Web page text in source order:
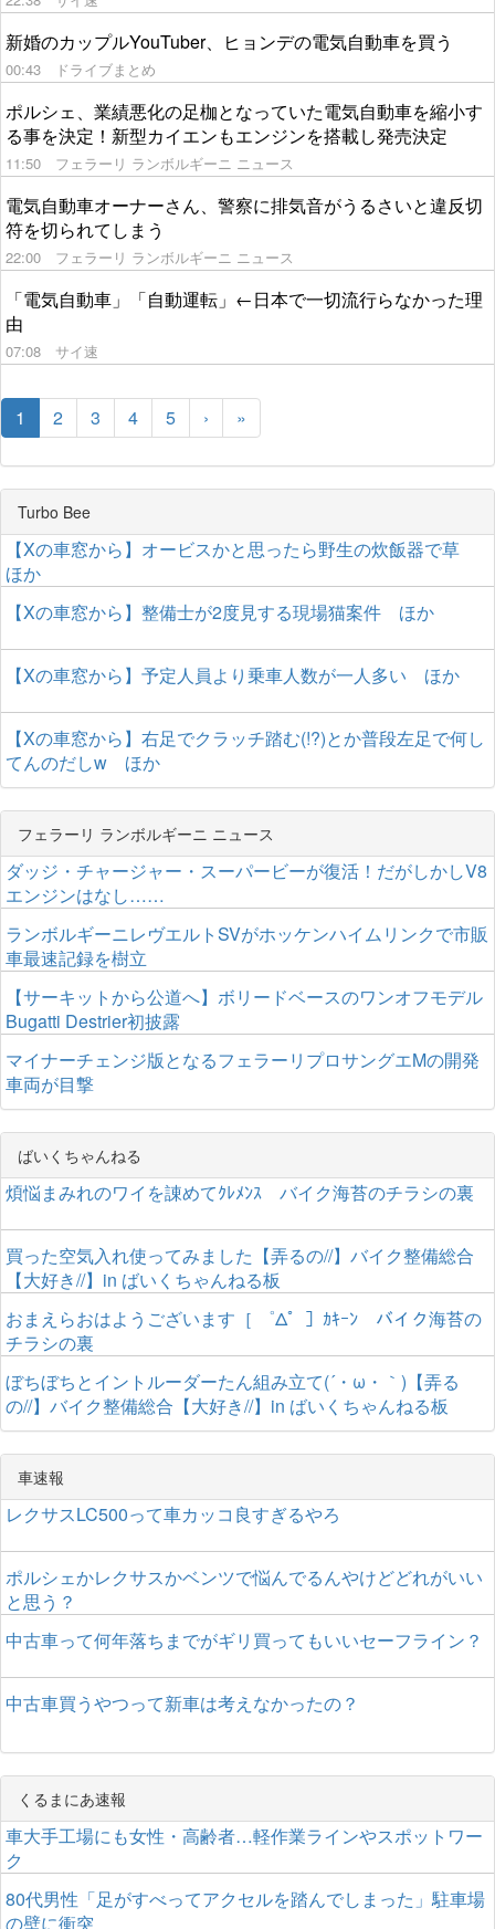
新婚のカップルYouTuber、ヒョンデの電気自動車を買う
00:43 ドライブまとめ
ポルシェ、業績悪化の足枷となっていた電気自動車を縮小す
る事を決定！新型カイエンもエンジンを搭載し発売決定
11:50 フェラーリ ランボルギーニ ニュース
電気自動車オーナーさん、警察に排気音がうるさいと違反切
符を切られてしまう
22:00 フェラーリ ランボルギーニ ニュース
「電気自動車」「自動運転」←日本で一切流行らなかった理
由
07:08 サイ速
1 2 3 4 5 › »
Turbo Bee
【Xの車窓から】オービスかと思ったら野生の炊飯器で草
ほか
【Xの車窓から】整備士が2度見する現場猫案件 ほか
【Xの車窓から】予定人員より乗車人数が一人多い ほか
【Xの車窓から】右足でクラッチ踏む(!?)とか普段左足で何し
てんのだしw ほか
フェラーリ ランボルギーニ ニュース
ダッジ・チャージャー・スーパービーが復活！だがしかしV8
エンジンはなし……
ランボルギーニレヴエルトSVがホッケンハイムリンクで市販
車最速記録を樹立
【サーキットから公道へ】ボリードベースのワンオフモデル
Bugatti Destrier初披露
マイナーチェンジ版となるフェラーリプロサングエMの開発
車両が目撃
ばいくちゃんねる
煩悩まみれのワイを諌めてｸﾚﾒﾝｽ バイク海苔のチラシの裏
買った空気入れ使ってみました【弄るの//】バイク整備総合
【大好き//】in ばいくちゃんねる板
おまえらおはようございます［ ゜Δ゜］ｶｷｰﾝ バイク海苔の
チラシの裏
ぼちぼちとイントルーダーたん組み立て(´・ω・｀)【弄る
の//】バイク整備総合【大好き//】in ばいくちゃんねる板
車速報
レクサスLC500って車カッコ良すぎるやろ
ポルシェかレクサスかベンツで悩んでるんやけどどれがいい
と思う？
中古車って何年落ちまでがギリ買ってもいいセーフライン？
中古車買うやつって新車は考えなかったの？
くるまにあ速報
車大手工場にも女性・高齢者…軽作業ラインやスポットワー
ク
80代男性「足がすべってアクセルを踏んでしまった」駐車場
の壁に衝突